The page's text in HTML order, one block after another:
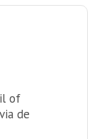
of
de